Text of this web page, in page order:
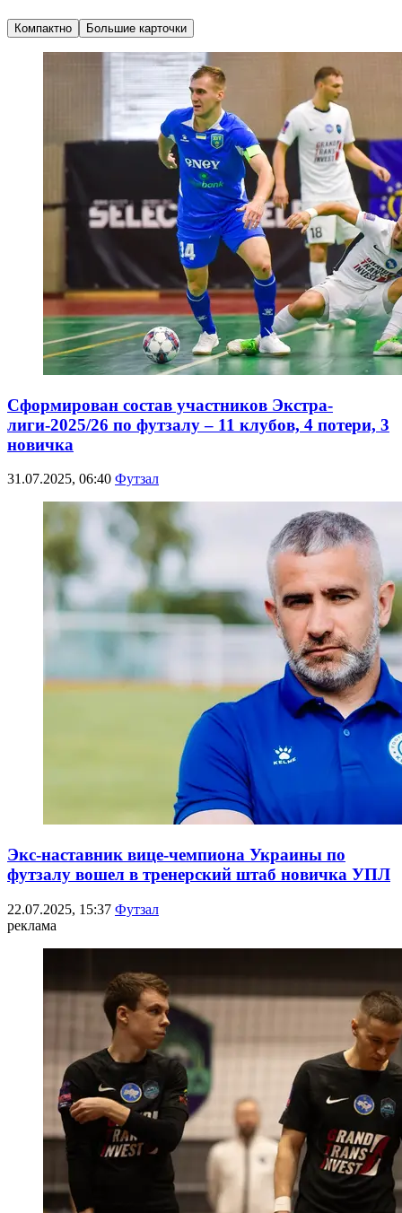
Компактно Большие карточки
Сформирован состав участников Экстра-
лиги-2025/26 по футзалу – 11 клубов, 4 потери, 3
новичка
31.07.2025, 06:40 Футзал
Экс-наставник вице-чемпиона Украины по
футзалу вошел в тренерский штаб новичка УПЛ
22.07.2025, 15:37 Футзал
реклама